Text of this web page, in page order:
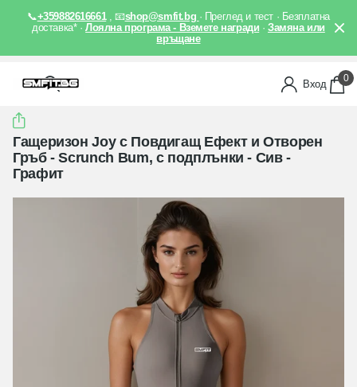
📞+359882616661 , 📧shop@smfit.bg · Преглед и тест · Безплатна
доставка* ·Лоялна програма - Вземете награди ·Замяна или
връщане
Вход 0
Гащеризон Joy с Повдигащ Ефект и Отворен
Гръб - Scrunch Bum, с подплънки - Сив -
Графит